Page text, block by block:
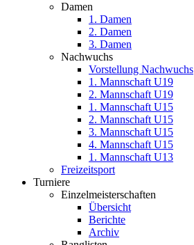
Damen
1. Damen
2. Damen
3. Damen
Nachwuchs
Vorstellung Nachwuchs
1. Mannschaft U19
2. Mannschaft U19
1. Mannschaft U15
2. Mannschaft U15
3. Mannschaft U15
4. Mannschaft U15
1. Mannschaft U13
Freizeitsport
Turniere
Einzelmeisterschaften
Übersicht
Berichte
Archiv